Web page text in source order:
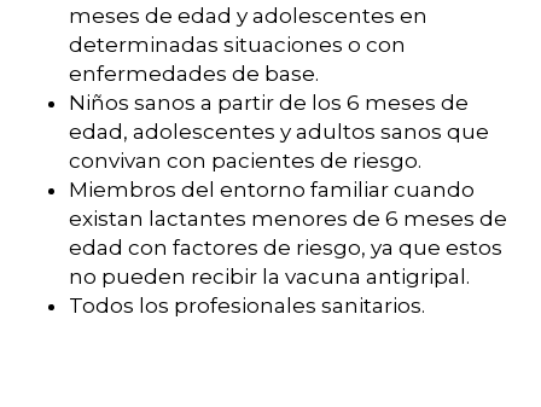
meses de edad y adolescentes en
determinadas situaciones o con
enfermedades de base.
Niños sanos a partir de los 6 meses de
edad, adolescentes y adultos sanos que
convivan con pacientes de riesgo.
Miembros del entorno familiar cuando
existan lactantes menores de 6 meses de
edad con factores de riesgo, ya que estos
no pueden recibir la vacuna antigripal.
Todos los profesionales sanitarios.